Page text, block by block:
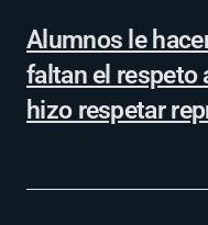
Alumnos le
faltan el respeto
hizo respetar